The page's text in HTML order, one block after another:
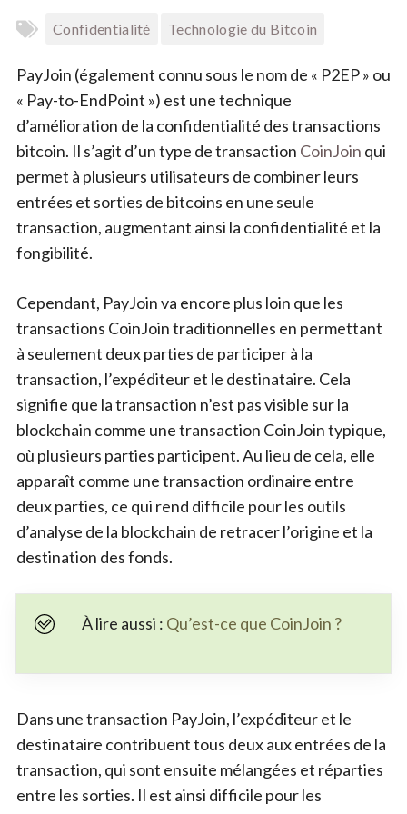
Confidentialité Technologie du Bitcoin
PayJoin (également connu sous le nom de « P2EP » ou
« Pay-to-EndPoint ») est une technique
d’amélioration de la confidentialité des transactions
bitcoin. Il s’agit d’un type de transaction CoinJoin qui
permet à plusieurs utilisateurs de combiner leurs
entrées et sorties de bitcoins en une seule
transaction, augmentant ainsi la confidentialité et la
fongibilité.
Cependant, PayJoin va encore plus loin que les
transactions CoinJoin traditionnelles en permettant
à seulement deux parties de participer à la
transaction, l’expéditeur et le destinataire. Cela
signifie que la transaction n’est pas visible sur la
blockchain comme une transaction CoinJoin typique,
où plusieurs parties participent. Au lieu de cela, elle
apparaît comme une transaction ordinaire entre
deux parties, ce qui rend difficile pour les outils
d’analyse de la blockchain de retracer l’origine et la
destination des fonds.
À lire aussi : Qu’est-ce que CoinJoin ?
Dans une transaction PayJoin, l’expéditeur et le
destinataire contribuent tous deux aux entrées de la
transaction, qui sont ensuite mélangées et réparties
entre les sorties. Il est ainsi difficile pour les